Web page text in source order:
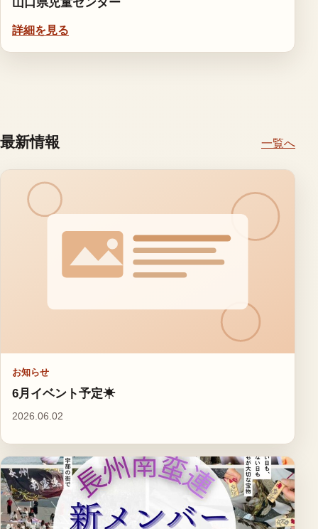
詳細を見る
最新情報 一覧へ
お知らせ
6月イベント予定☀
2026.06.02